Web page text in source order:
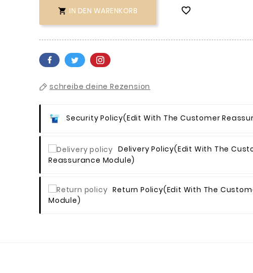
 IN DEN WARENKORB 
schreibe deine Rezension
Security Policy(edit With The Customer
Delivery Policy(edit With The
Reassurance Module)
Return Policy(edit With The
Module)